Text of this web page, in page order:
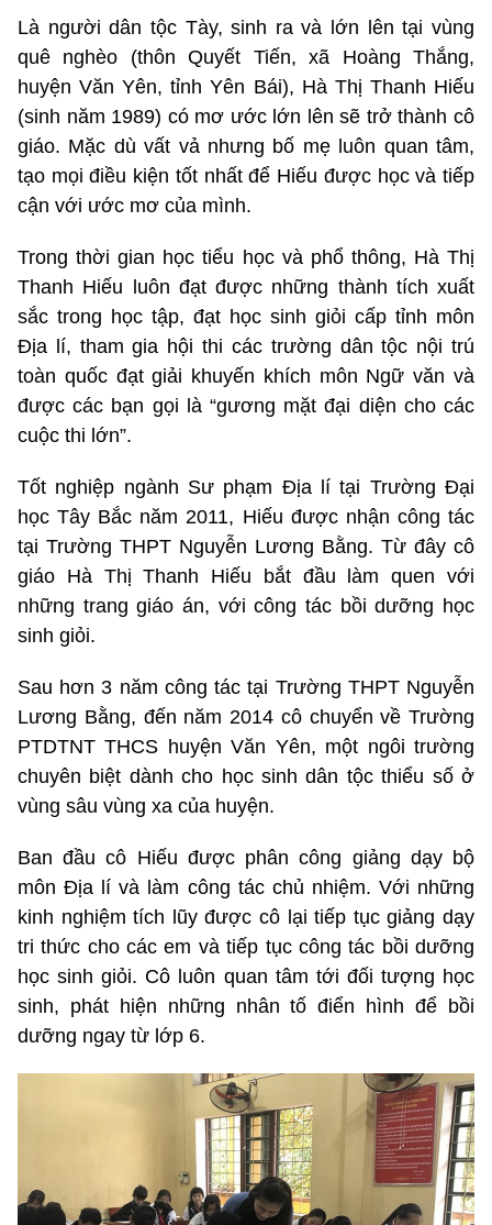
Là người dân tộc Tày, sinh ra và lớn lên tại vùng
quê nghèo (thôn Quyết Tiến, xã Hoàng Thắng,
huyện Văn Yên, tỉnh Yên Bái), Hà Thị Thanh Hiếu
(sinh năm 1989) có mơ ước lớn lên sẽ trở thành cô
giáo. Mặc dù vất vả nhưng bố mẹ luôn quan tâm,
tạo mọi điều kiện tốt nhất để Hiếu được học và tiếp
cận với ước mơ của mình.
Trong thời gian học tiểu học và phổ thông, Hà Thị
Thanh Hiếu luôn đạt được những thành tích xuất
sắc trong học tập, đạt học sinh giỏi cấp tỉnh môn
Địa lí, tham gia hội thi các trường dân tộc nội trú
toàn quốc đạt giải khuyến khích môn Ngữ văn và
được các bạn gọi là “gương mặt đại diện cho các
cuộc thi lớn”.
Tốt nghiệp ngành Sư phạm Địa lí tại Trường Đại
học Tây Bắc năm 2011, Hiếu được nhận công tác
tại Trường THPT Nguyễn Lương Bằng. Từ đây cô
giáo Hà Thị Thanh Hiếu bắt đầu làm quen với
những trang giáo án, với công tác bồi dưỡng học
sinh giỏi.
Sau hơn 3 năm công tác tại Trường THPT Nguyễn
Lương Bằng, đến năm 2014 cô chuyển về Trường
PTDTNT THCS huyện Văn Yên, một ngôi trường
chuyên biệt dành cho học sinh dân tộc thiểu số ở
vùng sâu vùng xa của huyện.
Ban đầu cô Hiếu được phân công giảng dạy bộ
môn Địa lí và làm công tác chủ nhiệm. Với những
kinh nghiệm tích lũy được cô lại tiếp tục giảng dạy
tri thức cho các em và tiếp tục công tác bồi dưỡng
học sinh giỏi. Cô luôn quan tâm tới đối tượng học
sinh, phát hiện những nhân tố điển hình để bồi
dưỡng ngay từ lớp 6.